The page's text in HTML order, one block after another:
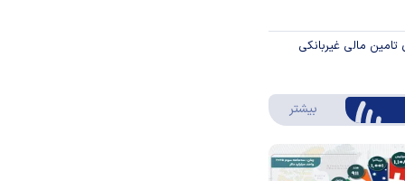
تامین مالی غیربانکی
بیشتر درباره اینفوگرافیک